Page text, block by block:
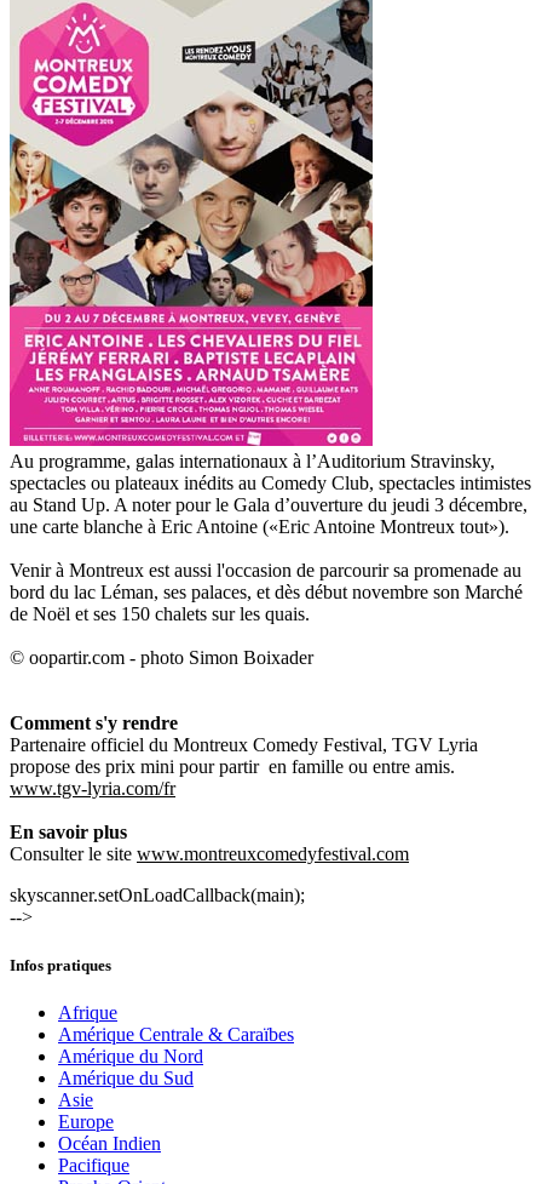
Au programme, galas internationaux à l’Auditorium Stravinsky,
spectacles ou plateaux inédits au Comedy Club, spectacles intimistes
au Stand Up. A noter pour le Gala d’ouverture du jeudi 3 décembre,
une carte blanche à Eric Antoine («Eric Antoine Montreux tout»).
Venir à Montreux est aussi l'occasion de parcourir sa promenade au
bord du lac Léman, ses palaces, et dès début novembre son Marché
de Noël et ses 150 chalets sur les quais.
© oopartir.com - photo Simon Boixader
Comment s'y rendre
Partenaire officiel du Montreux Comedy Festival, TGV Lyria
propose des prix mini pour partir en famille ou entre amis.
www.tgv-lyria.com/fr
En savoir plus
Consulter le site www.montreuxcomedyfestival.com
skyscanner.setOnLoadCallback(main);
-->
Infos pratiques
Afrique
Amérique Centrale & Caraïbes
Amérique du Nord
Amérique du Sud
Asie
Europe
Océan Indien
Pacifique